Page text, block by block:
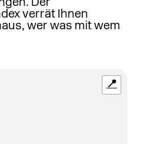
Der
verrät Ihnen
wer was mit wem
📍